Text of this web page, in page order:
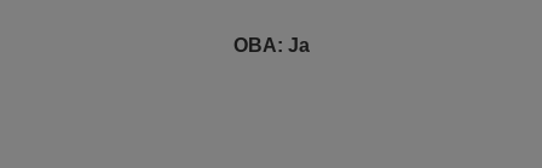
OBA: Ja